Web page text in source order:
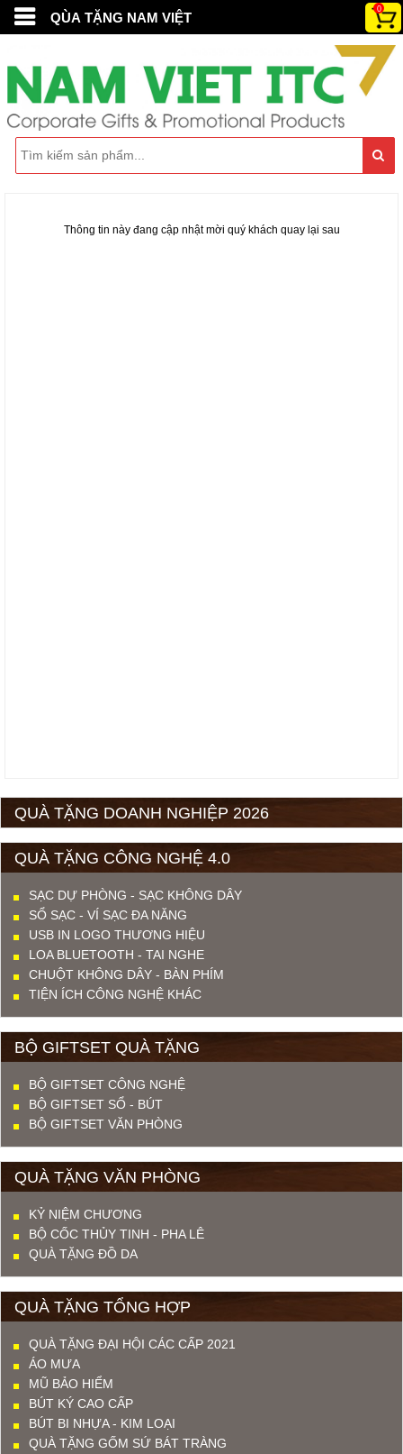
QÙA TẶNG NAM VIỆT
0
Thông tin này đang cập nhật mời quý khách quay lại sau
QUÀ TẶNG DOANH NGHIỆP 2026
QUÀ TẶNG CÔNG NGHỆ 4.0
SẠC DỰ PHÒNG - SẠC KHÔNG DÂY
SỔ SẠC - VÍ SẠC ĐA NĂNG
USB IN LOGO THƯƠNG HIỆU
LOA BLUETOOTH - TAI NGHE
CHUỘT KHÔNG DÂY - BÀN PHÍM
TIỆN ÍCH CÔNG NGHỆ KHÁC
BỘ GIFTSET QUÀ TẶNG
BỘ GIFTSET CÔNG NGHỆ
BỘ GIFTSET SỔ - BÚT
BỘ GIFTSET VĂN PHÒNG
QUÀ TẶNG VĂN PHÒNG
KỶ NIỆM CHƯƠNG
BỘ CỐC THỦY TINH - PHA LÊ
QUÀ TẶNG ĐỒ DA
QUÀ TẶNG TỔNG HỢP
QUÀ TẶNG ĐẠI HỘI CÁC CẤP 2021
ÁO MƯA
MŨ BẢO HIỂM
BÚT KÝ CAO CẤP
BÚT BI NHỰA - KIM LOẠI
QUÀ TẶNG GỐM SỨ BÁT TRÀNG